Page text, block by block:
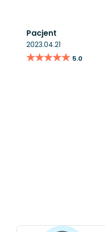
Pacjent
2023.04.21
★★★★★
★★★★★ 5.0